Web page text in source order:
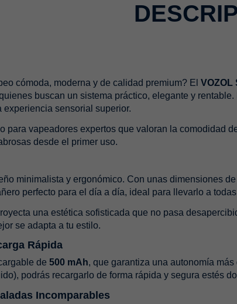
cómoda, moderna y de calidad premium? El VOZOL
buscan un sistema práctico, elegante y
sensorial superior.
para vapeadores expertos que valoran la comodidad
desde el primer uso.
minimalista y ergonómico. Con unas dimensiones
perfecto para el día a día, ideal para llevarlo a
una estética sofisticada que no pasa
se adapta a tu estilo.
Rápida
de 500 mAh, que garantiza una autonomía
podrás recargarlo de forma rápida y segura estés
Incomparables